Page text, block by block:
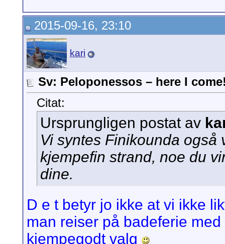
2015-09-16, 23:10
kari
Sv: Peloponessos – here I
Citat:
Ursprungligen postat av
Vi syntes Finikounda
kjempefin strand, noe du
dine.
D e t betyr jo ikke at vi ikke
man reiser på badeferie
kjempegodt valg